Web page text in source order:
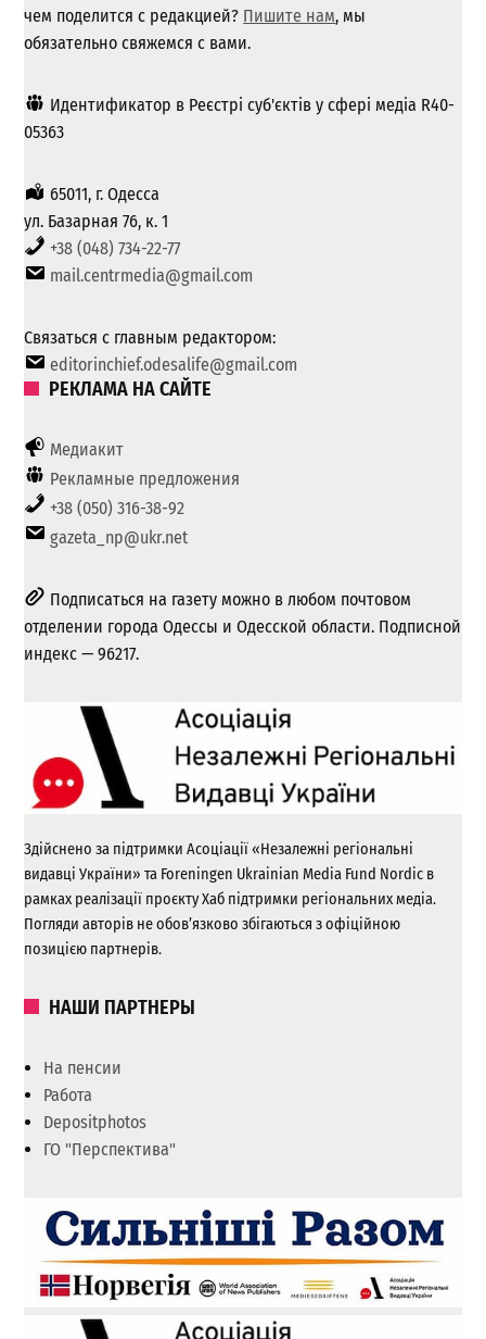
чем поделится с редакцией? Пишите нам, мы
обязательно свяжемся с вами.
Идентификатор в Реєстрі суб'єктів у сфері медіа R40-
05363
65011, г. Одесса
ул. Базарная 76, к. 1
+38 (048) 734-22-77
mail.centrmedia@gmail.com
Связаться с главным редактором:
editorinchief.odesalife@gmail.com
РЕКЛАМА НА САЙТЕ
Медиакит
Рекламные предложения
+38 (050) 316-38-92
gazeta_np@ukr.net
Подписаться на газету можно в любом почтовом
отделении города Одессы и Одесской области. Подписной
индекс — 96217.
Здійснено за підтримки Асоціації «Незалежні регіональні
видавці України» та Foreningen Ukrainian Media Fund Nordic в
рамках реалізації проєкту Хаб підтримки регіональних медіа.
Погляди авторів не обов’язково збігаються з офіційною
позицією партнерів.
НАШИ ПАРТНЕРЫ
На пенсии
Работа
Depositphotos
ГО "Перспектива"